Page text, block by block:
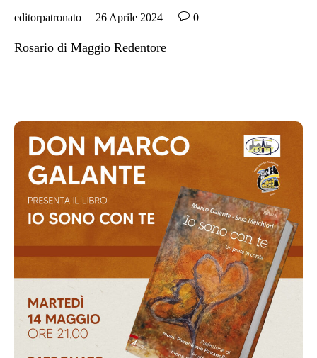
editorpatronato 26 Aprile 2024  0
Rosario di Maggio Redentore